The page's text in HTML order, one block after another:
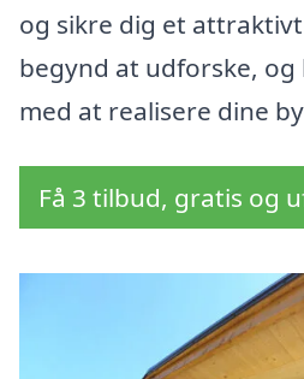
og sikre dig et
begynd at udforske,
med at realisere dine
Få 3 tilbud, gratis og